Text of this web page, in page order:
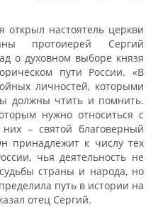
открыл настоятель церкви
протоиерей Сергий
о духовном выборе князя
пути России. «В
личностей, которыми
должны чтить и помнить.
нужно относиться с
– святой благоверный
принадлежит к числу тех
чья деятельность не
страны и народа, но
путь в истории на
отец Сергий.